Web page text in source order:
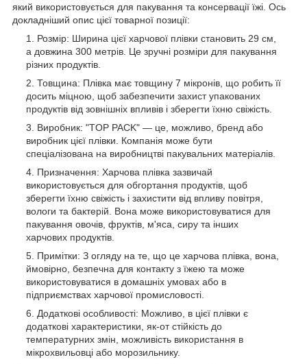
який використовується для пакування та консервації їжі. Ось
докладніший опис цієї товарної позиції:
Розмір: Ширина цієї харчової плівки становить 29 см,
а довжина 300 метрів. Це зручні розміри для пакування
різних продуктів.
Товщина: Плівка має товщину 7 мікронів, що робить її
досить міцною, щоб забезпечити захист упакованих
продуктів від зовнішніх впливів і зберегти їхню свіжість.
Виробник: "TOP PACK" — це, можливо, бренд або
виробник цієї плівки. Компанія може бути
спеціалізована на виробництві пакувальних матеріалів.
Призначення: Харчова плівка зазвичай
використовується для обгортання продуктів, щоб
зберегти їхню свіжість і захистити від впливу повітря,
вологи та бактерій. Вона може використовуватися для
пакування овочів, фруктів, м'яса, сиру та інших
харчових продуктів.
Примітки: З огляду на те, що це харчова плівка, вона,
ймовірно, безпечна для контакту з їжею та може
використовуватися в домашніх умовах або в
підприємствах харчової промисловості.
Додаткові особливості: Можливо, в цієї плівки є
додаткові характеристики, як-от стійкість до
температурних змін, можливість використання в
мікрохвильовці або морозильнику.